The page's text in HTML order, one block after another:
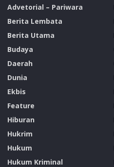
Advetorial – Pariwara
Berita Lembata
Berita Utama
Budaya
Daerah
Dunia
Ekbis
Feature
Hiburan
Hukrim
Hukum
Hukum Kriminal